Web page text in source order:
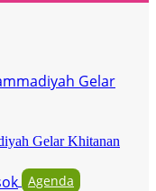
Gelar Khitanan
Agenda